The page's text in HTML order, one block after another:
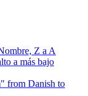
Z a A
a más bajo